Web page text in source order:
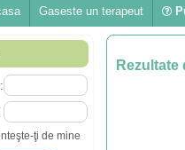
Gaseste un terapeut
ţi de mine
Rezultate